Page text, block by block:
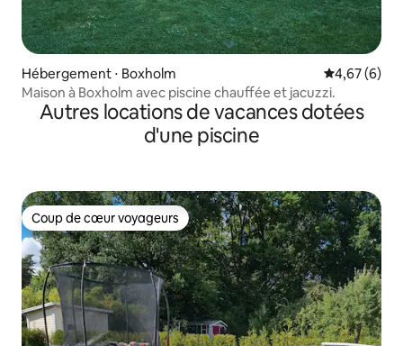
Hébergement ⋅ Boxholm Évaluation
4,67 (6)
Maison à Boxholm avec piscine chauffée et jacuzzi.
Autres locations de vacances dotées
d'une piscine
Coup de cœur voyageurs
Coup de cœur voyageurs